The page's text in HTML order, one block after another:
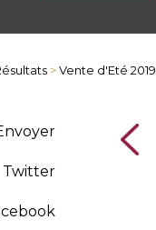
>Vente d'Eté 2019
Twitter